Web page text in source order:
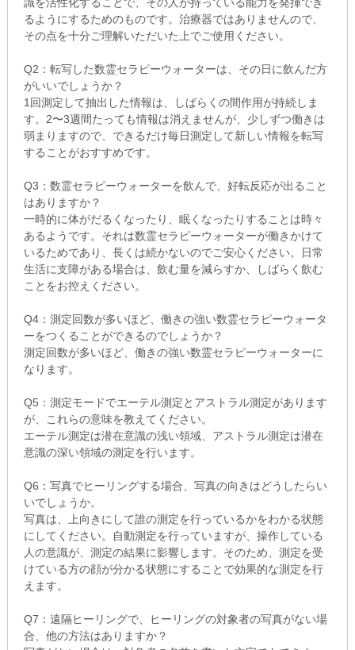
識を活性化することで、その人が持っている能力を発揮でき
るようにするためのものです。治療器ではありませんので、
その点を十分ご理解いただいた上でご使用ください。
Q2：転写した数霊セラピーウォーターは、その日に飲んだ方
がいいでしょうか？
1回測定して抽出した情報は、しばらくの間作用が持続しま
す。2〜3週間たっても情報は消えませんが、少しずつ働きは
弱まりますので、できるだけ毎日測定して新しい情報を転写
することがおすすめです。
Q3：数霊セラピーウォーターを飲んで、好転反応が出ること
はありますか？
一時的に体がだるくなったり、眠くなったりすることは時々
あるようです。それは数霊セラピーウォーターが働きかけて
いるためであり、長くは続かないのでご安心ください。日常
生活に支障がある場合は、飲む量を減らすか、しばらく飲む
ことをお控えください。
Q4：測定回数が多いほど、働きの強い数霊セラピーウォータ
ーをつくることができるのでしょうか？
測定回数が多いほど、働きの強い数霊セラピーウォーターに
なります。
Q5：測定モードでエーテル測定とアストラル測定があります
が、これらの意味を教えてください。
エーテル測定は潜在意識の浅い領域、アストラル測定は潜在
意識の深い領域の測定を行います。
Q6：写真でヒーリングする場合、写真の向きはどうしたらい
いでしょうか。
写真は、上向きにして誰の測定を行っているかをわかる状態
にしてください。自動測定を行っていますが、操作している
人の意識が、測定の結果に影響します。そのため、測定を受
けている方の顔が分かる状態にすることで効果的な測定を行
えます。
Q7：遠隔ヒーリングで、ヒーリングの対象者の写真がない場
合、他の方法はありますか？